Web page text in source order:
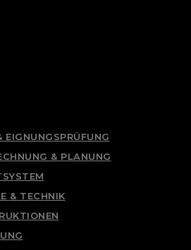
& PLANUNG
& TECHNIK